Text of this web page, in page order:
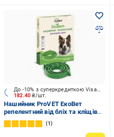
182.40₴/шт.
До -10% з суперкредиткою Visa Вигода
Нашийник ProVET ЕкоВет
репелентний від бліх та кліщів
для собак 70 см
1